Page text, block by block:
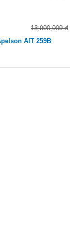
13,900,000 đ
AIT 259B